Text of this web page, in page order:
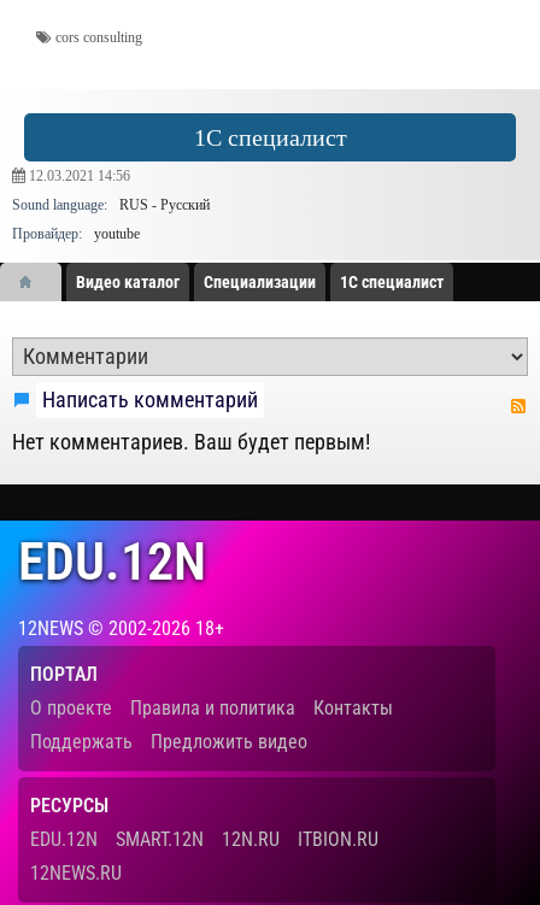
cors consulting
1С специалист
12.03.2021 14:56
Sound language:
RUS - Русский
Провайдер:
youtube
Видео каталог Специализации 1С специалист
Написать комментарий
Нет комментариев. Ваш будет первым!
EDU.12N
12NEWS © 2002-2026 18+
ПОРТАЛ
О проекте
Правила и политика
Контакты
Поддержать
Предложить видео
РЕСУРСЫ
EDU.12N
SMART.12N 12N.RU
ITBION.RU
12NEWS.RU